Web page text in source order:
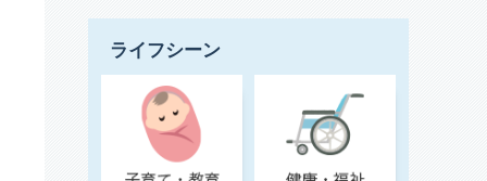
ライフシーン